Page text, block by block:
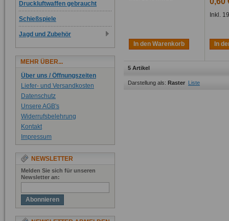
In den Warenkorb
Inkl.
In
5 Artikel
Darstellung als: Raster Liste
Druckluftwaffen gebraucht
Schießspiele
Jagd und Zubehör
MEHR ÜBER...
Über uns / Öffnungszeiten
Liefer- und Versandkosten
Datenschutz
Unsere AGB's
Widerrufsbelehrung
Kontakt
Impressum
NEWSLETTER
Melden Sie sich für unseren
Newsletter an:
Abonnieren